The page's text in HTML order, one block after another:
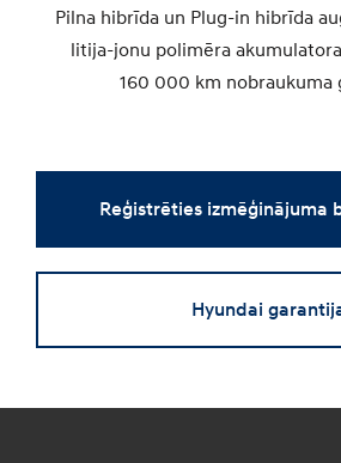
Pilna hibrīda un Plug-in hibrīda
litija-jonu polimēra
160 000 km nobraukuma
Reģistrēties izmēģinājuma
Hyundai